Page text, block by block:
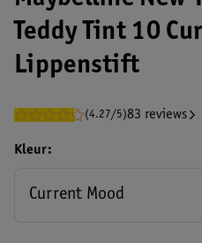
Teddy Tint 10
Lippenstift
(4.27/5)83 reviews
Kleur
Current Mood